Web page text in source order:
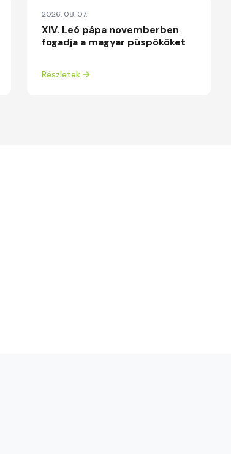
2026. 08. 07.
XIV. Leó pápa novemberben
fogadja a magyar püspököket
Részletek